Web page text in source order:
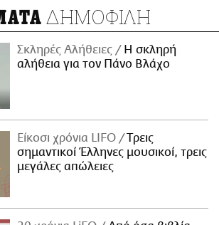
ΔΗΜΟΦΙΛΗ
Σκληρές Αλήθειες
H σκληρή
αλήθεια για τον Πάνο Βλάχο
Είκοσι χρόνια LIFO
Tρεις
σημαντικοί Έλληνες μουσικοί, τρεις
μεγάλες απώλειες